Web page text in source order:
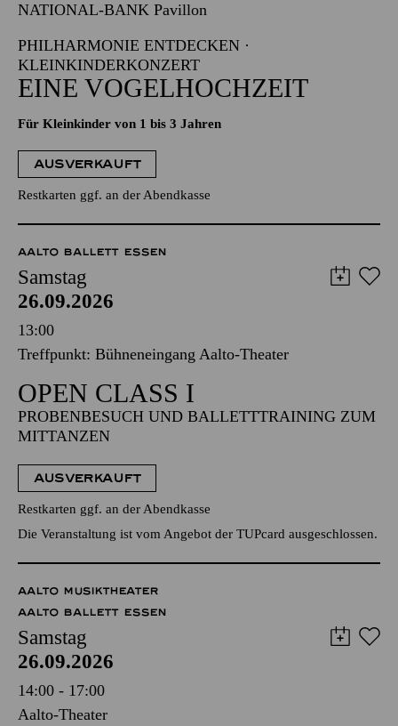
NATIONAL-BANK Pavillon
PHILHARMONIE ENTDECKEN ·
KLEINKINDERKONZERT
EINE VOGELHOCHZEIT
Für Kleinkinder von 1 bis 3 Jahren
AUSVERKAUFT
Restkarten ggf. an der Abendkasse
AALTO BALLETT ESSEN
Samstag
26.09.2026
13:00
Treffpunkt: Bühneneingang Aalto-Theater
OPEN CLASS I
PROBENBESUCH UND BALLETTTRAINING ZUM
MITTANZEN
AUSVERKAUFT
Restkarten ggf. an der Abendkasse
Die Veranstaltung ist vom Angebot der TUPcard ausgeschlossen.
AALTO MUSIKTHEATER
AALTO BALLETT ESSEN
Samstag
26.09.2026
14:00 - 17:00
Aalto-Theater